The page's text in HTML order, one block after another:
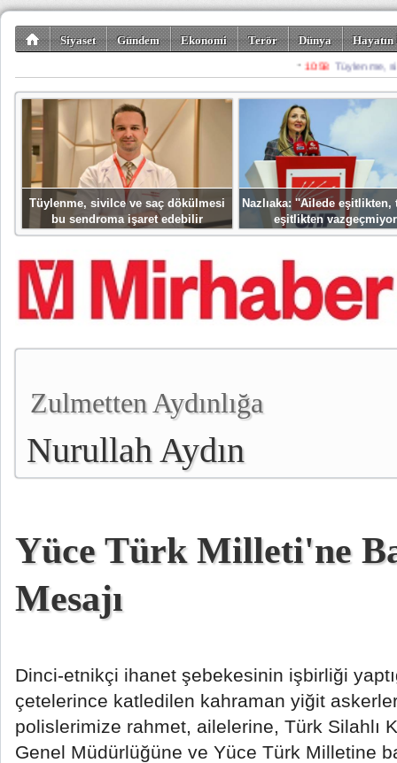
Siyaset Gündem Ekonomi Terör Dünya
Spor Misafir
Tüylenme, sivilce ve saç dökülmesi
bu sendroma işaret edebilir
Nazlıaka: ''Ailede eşitlikten,
eşitlikten
Zulmetten Aydınlığa
Nurullah Aydın
Yüce Türk Milleti'ne
Mesajı
Dinci-etnikçi ihanet şebekesinin işbirliği
çetelerince katledilen kahraman yiğit
polislerimize rahmet, ailelerine, Türk Silahlı
Genel Müdürlüğüne ve Yüce Türk Milletine